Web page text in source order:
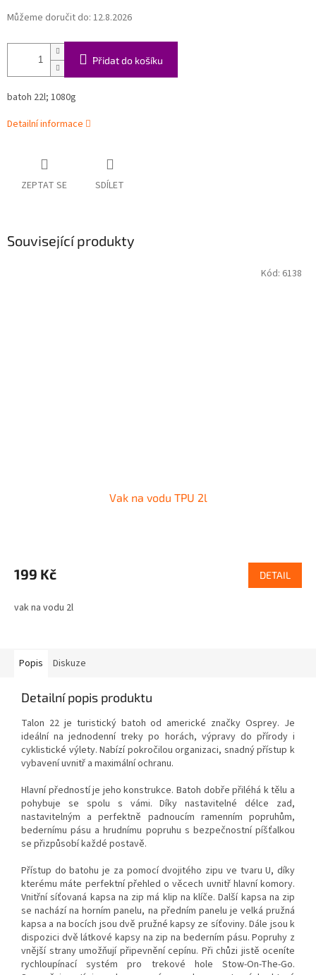
Můžeme doručit do: 12.8.2026
Přidat do košíku
batoh 22l; 1080g
Detailní informace
ZEPTAT SE SDÍLET
Související produkty
Vak na vodu TPU 2l
199 Kč DETAIL
vak na vodu 2l
Kód: 6138
Popis Diskuze
Detailní popis produktu
Talon 22 je turistický batoh od americké značky Osprey. Je
ideální na jednodenní treky po horách, výpravy do přírody i
cyklistické výlety. Nabízí pokročilou organizaci, snadný přístup k
vybavení uvnitř a maximální ochranu.
Hlavní předností je jeho konstrukce. Batoh dobře přiléhá k tělu a
pohybuje se spolu s vámi. Díky nastavitelné délce zad,
nastavitelným a perfektně padnoucím ramenním popruhům,
bedernímu pásu a hrudnímu popruhu s bezpečnostní píšťalkou
se přizpůsobí každé postavě.
Přístup do batohu je za pomocí dvojitého zipu ve tvaru U, díky
kterému máte perfektní přehled o věcech uvnitř hlavní komory.
Vnitřní síťovaná kapsa na zip má klip na klíče. Další kapsa na zip
se nachází na horním panelu, na předním panelu je velká pružná
kapsa a na bocích jsou dvě pružné kapsy ze síťoviny. Dále jsou k
dispozici dvě látkové kapsy na zip na bederním pásu. Popruhy z
vnější strany umožňují připevnění cepínu. Při chůzi jistě oceníte
rychloupínací systém pro trekové hole Stow-On-The-Go.